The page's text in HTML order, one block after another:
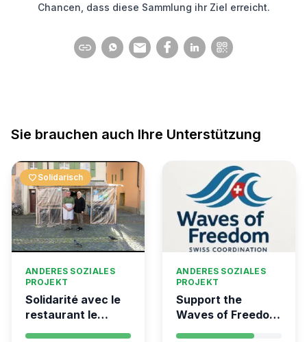
Chancen, dass diese Sammlung ihr Ziel erreicht.
Sie brauchen auch Ihre Unterstützung
favorite Solidarisch
ANDERES SOZIALES
PROJEKT
Solidarité avec le
restaurant le
ANDERES SOZIALES
PROJEKT
Support the
Waves of Freedom